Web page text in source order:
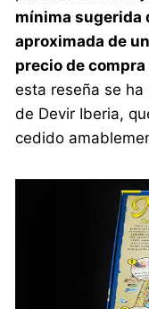
mínima sugerida
aproximada de
precio de
esta reseña se
de Devir Iberia,
cedido